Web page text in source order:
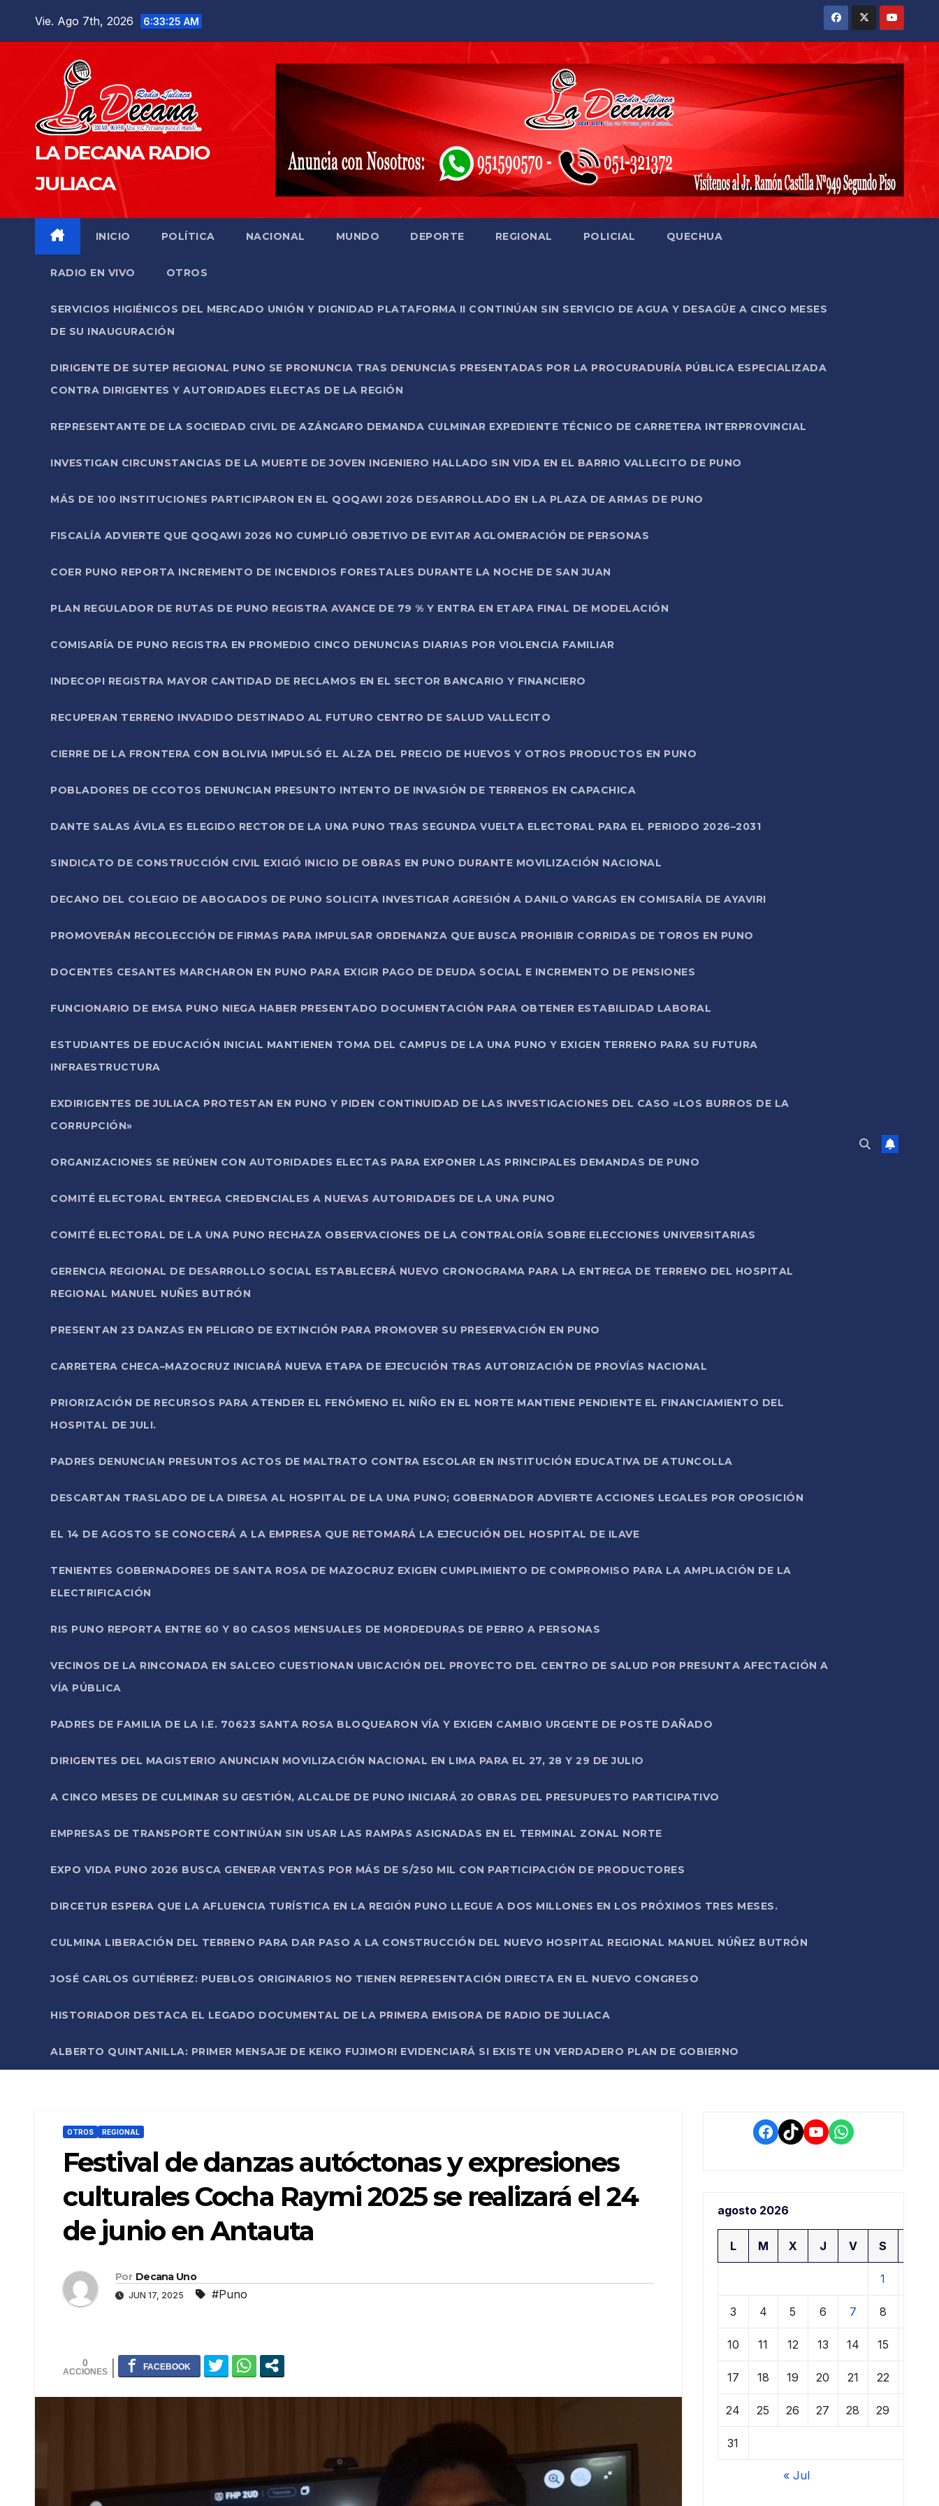
Vie. Ago 7th, 2026 6:33:26 AM
LA DECANA RADIO
JULIACA
INICIO POLÍTICA NACIONAL MUNDO DEPORTE REGIONAL POLICIAL QUECHUA
RADIO EN VIVO OTROS
SERVICIOS HIGIÉNICOS DEL MERCADO UNIÓN Y DIGNIDAD PLATAFORMA II CONTINÚAN SIN SERVICIO DE AGUA Y DESAGÜE A CINCO MESES
DE SU INAUGURACIÓN
DIRIGENTE DE SUTEP REGIONAL PUNO SE PRONUNCIA TRAS DENUNCIAS PRESENTADAS POR LA PROCURADURÍA PÚBLICA ESPECIALIZADA
CONTRA DIRIGENTES Y AUTORIDADES ELECTAS DE LA REGIÓN
REPRESENTANTE DE LA SOCIEDAD CIVIL DE AZÁNGARO DEMANDA CULMINAR EXPEDIENTE TÉCNICO DE CARRETERA INTERPROVINCIAL
INVESTIGAN CIRCUNSTANCIAS DE LA MUERTE DE JOVEN INGENIERO HALLADO SIN VIDA EN EL BARRIO VALLECITO DE PUNO
MÁS DE 100 INSTITUCIONES PARTICIPARON EN EL QOQAWI 2026 DESARROLLADO EN LA PLAZA DE ARMAS DE PUNO
FISCALÍA ADVIERTE QUE QOQAWI 2026 NO CUMPLIÓ OBJETIVO DE EVITAR AGLOMERACIÓN DE PERSONAS
COER PUNO REPORTA INCREMENTO DE INCENDIOS FORESTALES DURANTE LA NOCHE DE SAN JUAN
PLAN REGULADOR DE RUTAS DE PUNO REGISTRA AVANCE DE 79 % Y ENTRA EN ETAPA FINAL DE MODELACIÓN
COMISARÍA DE PUNO REGISTRA EN PROMEDIO CINCO DENUNCIAS DIARIAS POR VIOLENCIA FAMILIAR
INDECOPI REGISTRA MAYOR CANTIDAD DE RECLAMOS EN EL SECTOR BANCARIO Y FINANCIERO
RECUPERAN TERRENO INVADIDO DESTINADO AL FUTURO CENTRO DE SALUD VALLECITO
CIERRE DE LA FRONTERA CON BOLIVIA IMPULSÓ EL ALZA DEL PRECIO DE HUEVOS Y OTROS PRODUCTOS EN PUNO
POBLADORES DE CCOTOS DENUNCIAN PRESUNTO INTENTO DE INVASIÓN DE TERRENOS EN CAPACHICA
DANTE SALAS ÁVILA ES ELEGIDO RECTOR DE LA UNA PUNO TRAS SEGUNDA VUELTA ELECTORAL PARA EL PERIODO 2026–2031
SINDICATO DE CONSTRUCCIÓN CIVIL EXIGIÓ INICIO DE OBRAS EN PUNO DURANTE MOVILIZACIÓN NACIONAL
DECANO DEL COLEGIO DE ABOGADOS DE PUNO SOLICITA INVESTIGAR AGRESIÓN A DANILO VARGAS EN COMISARÍA DE AYAVIRI
PROMOVERÁN RECOLECCIÓN DE FIRMAS PARA IMPULSAR ORDENANZA QUE BUSCA PROHIBIR CORRIDAS DE TOROS EN PUNO
DOCENTES CESANTES MARCHARON EN PUNO PARA EXIGIR PAGO DE DEUDA SOCIAL E INCREMENTO DE PENSIONES
FUNCIONARIO DE EMSA PUNO NIEGA HABER PRESENTADO DOCUMENTACIÓN PARA OBTENER ESTABILIDAD LABORAL
ESTUDIANTES DE EDUCACIÓN INICIAL MANTIENEN TOMA DEL CAMPUS DE LA UNA PUNO Y EXIGEN TERRENO PARA SU FUTURA
INFRAESTRUCTURA
EXDIRIGENTES DE JULIACA PROTESTAN EN PUNO Y PIDEN CONTINUIDAD DE LAS INVESTIGACIONES DEL CASO «LOS BURROS DE LA
CORRUPCIÓN»
ORGANIZACIONES SE REÚNEN CON AUTORIDADES ELECTAS PARA EXPONER LAS PRINCIPALES DEMANDAS DE PUNO
COMITÉ ELECTORAL ENTREGA CREDENCIALES A NUEVAS AUTORIDADES DE LA UNA PUNO
COMITÉ ELECTORAL DE LA UNA PUNO RECHAZA OBSERVACIONES DE LA CONTRALORÍA SOBRE ELECCIONES UNIVERSITARIAS
GERENCIA REGIONAL DE DESARROLLO SOCIAL ESTABLECERÁ NUEVO CRONOGRAMA PARA LA ENTREGA DE TERRENO DEL HOSPITAL
REGIONAL MANUEL NUÑES BUTRÓN
PRESENTAN 23 DANZAS EN PELIGRO DE EXTINCIÓN PARA PROMOVER SU PRESERVACIÓN EN PUNO
CARRETERA CHECA–MAZOCRUZ INICIARÁ NUEVA ETAPA DE EJECUCIÓN TRAS AUTORIZACIÓN DE PROVÍAS NACIONAL
PRIORIZACIÓN DE RECURSOS PARA ATENDER EL FENÓMENO EL NIÑO EN EL NORTE MANTIENE PENDIENTE EL FINANCIAMIENTO DEL
HOSPITAL DE JULI.
PADRES DENUNCIAN PRESUNTOS ACTOS DE MALTRATO CONTRA ESCOLAR EN INSTITUCIÓN EDUCATIVA DE ATUNCOLLA
DESCARTAN TRASLADO DE LA DIRESA AL HOSPITAL DE LA UNA PUNO; GOBERNADOR ADVIERTE ACCIONES LEGALES POR OPOSICIÓN
EL 14 DE AGOSTO SE CONOCERÁ A LA EMPRESA QUE RETOMARÁ LA EJECUCIÓN DEL HOSPITAL DE ILAVE
TENIENTES GOBERNADORES DE SANTA ROSA DE MAZOCRUZ EXIGEN CUMPLIMIENTO DE COMPROMISO PARA LA AMPLIACIÓN DE LA
ELECTRIFICACIÓN
RIS PUNO REPORTA ENTRE 60 Y 80 CASOS MENSUALES DE MORDEDURAS DE PERRO A PERSONAS
VECINOS DE LA RINCONADA EN SALCEO CUESTIONAN UBICACIÓN DEL PROYECTO DEL CENTRO DE SALUD POR PRESUNTA AFECTACIÓN A
VÍA PÚBLICA
PADRES DE FAMILIA DE LA I.E. 70623 SANTA ROSA BLOQUEARON VÍA Y EXIGEN CAMBIO URGENTE DE POSTE DAÑADO
DIRIGENTES DEL MAGISTERIO ANUNCIAN MOVILIZACIÓN NACIONAL EN LIMA PARA EL 27, 28 Y 29 DE JULIO
A CINCO MESES DE CULMINAR SU GESTIÓN, ALCALDE DE PUNO INICIARÁ 20 OBRAS DEL PRESUPUESTO PARTICIPATIVO
EMPRESAS DE TRANSPORTE CONTINÚAN SIN USAR LAS RAMPAS ASIGNADAS EN EL TERMINAL ZONAL NORTE
EXPO VIDA PUNO 2026 BUSCA GENERAR VENTAS POR MÁS DE S/250 MIL CON PARTICIPACIÓN DE PRODUCTORES
DIRCETUR ESPERA QUE LA AFLUENCIA TURÍSTICA EN LA REGIÓN PUNO LLEGUE A DOS MILLONES EN LOS PRÓXIMOS TRES MESES.
CULMINA LIBERACIÓN DEL TERRENO PARA DAR PASO A LA CONSTRUCCIÓN DEL NUEVO HOSPITAL REGIONAL MANUEL NÚÑEZ BUTRÓN
JOSÉ CARLOS GUTIÉRREZ: PUEBLOS ORIGINARIOS NO TIENEN REPRESENTACIÓN DIRECTA EN EL NUEVO CONGRESO
HISTORIADOR DESTACA EL LEGADO DOCUMENTAL DE LA PRIMERA EMISORA DE RADIO DE JULIACA
ALBERTO QUINTANILLA: PRIMER MENSAJE DE KEIKO FUJIMORI EVIDENCIARÁ SI EXISTE UN VERDADERO PLAN DE GOBIERNO
OTROS REGIONAL
Festival de danzas autóctonas y expresiones
culturales Cocha Raymi 2025 se realizará el 24
de junio en Antauta
Por Decana Uno
JUN 17, 2025 #Puno
0
Facebook
TikTokYouTube
WhatsApp
agosto 2026
L M X J V S
1
3 4 5 6 7 8
10 11 12 13 14 15
17 18 19 20 21 22
24 25 26 27 28 29
31
« Jul